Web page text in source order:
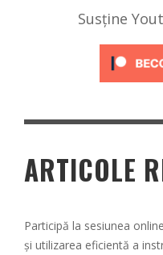
Susține
ARTICOLE
Participă la sesiunea
și utilizarea eficientă a